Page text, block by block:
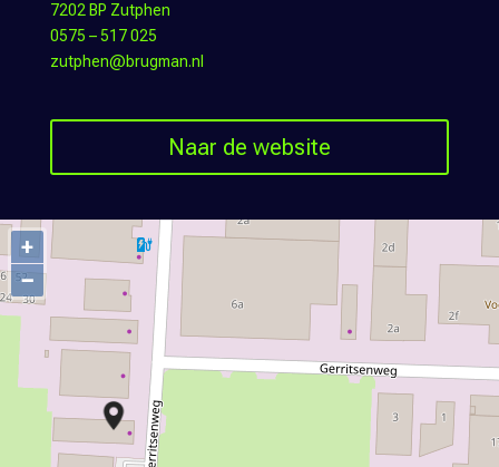
7202 BP Zutphen
0575 – 517 025
zutphen@brugman.nl
Naar de website
+
−